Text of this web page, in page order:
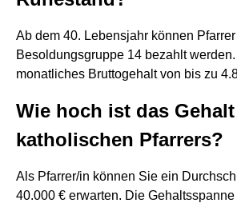
Ab dem 40. Lebensjahr können
Besoldungsgruppe 14 bezahlt
monatliches Bruttogehalt von bis zu
Wie hoch ist das
katholischen Pfarrers?
Als Pfarrer/in können Sie ein
40.000 € erwarten. Die